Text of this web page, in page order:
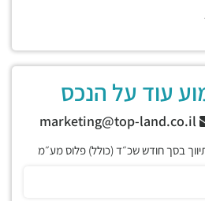
עוד על הנכס
בסך חודש שכ״ד (כולל) פלוס מע״מ